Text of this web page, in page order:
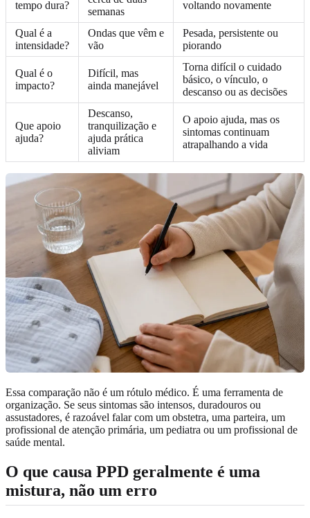
tempo dura?
semanas
voltando novamente
Qual é a
intensidade?
Ondas que vêm e
vão
Pesada, persistente ou
piorando
Qual é o
impacto?
Difícil, mas
ainda manejável
Torna difícil o cuidado
básico, o vínculo, o
descanso ou as decisões
Que apoio
ajuda?
Descanso,
tranquilização e
ajuda prática
aliviam
O apoio ajuda, mas os
sintomas continuam
atrapalhando a vida
Essa comparação não é um rótulo médico. É uma ferramenta de
organização. Se seus sintomas são intensos, duradouros ou
assustadores, é razoável falar com um obstetra, uma parteira, um
profissional de atenção primária, um pediatra ou um profissional de
saúde mental.
O que causa PPD geralmente é uma
mistura, não um erro